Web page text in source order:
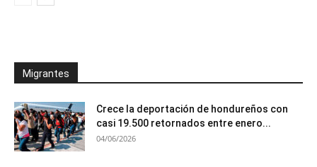
Migrantes
Crece la deportación de hondureños con
casi 19.500 retornados entre enero...
04/06/2026